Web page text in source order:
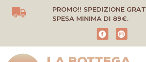
Vai
PROMO!! SPEDIZIONE
SPESA MINIMA DI 89€.